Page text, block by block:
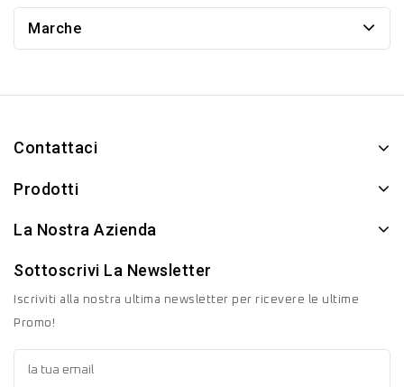
Marche
Contattaci
Prodotti
La Nostra Azienda
Sottoscrivi La Newsletter
Iscriviti alla nostra ultima newsletter per ricevere le ultime
Promo!